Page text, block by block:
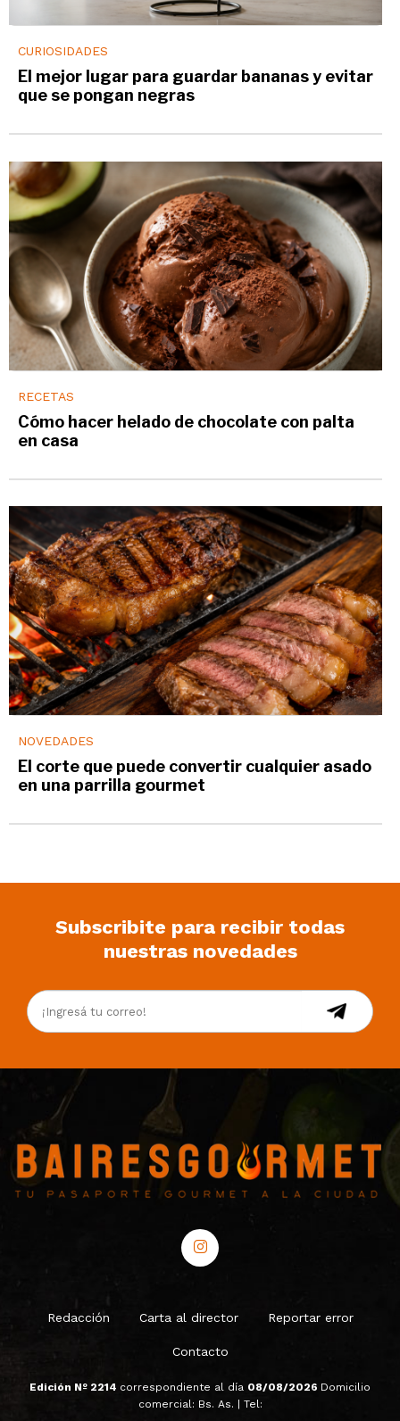
CURIOSIDADES
El mejor lugar para guardar bananas y evitar
que se pongan negras
RECETAS
Cómo hacer helado de chocolate con palta
en casa
NOVEDADES
El corte que puede convertir cualquier asado
en una parrilla gourmet
Subscribite para recibir todas
nuestras novedades
Redacción Carta al director Reportar error
Contacto
Edición Nº 2214 correspondiente al día 08/08/2026 Domicilio
comercial: Bs. As. | Tel: